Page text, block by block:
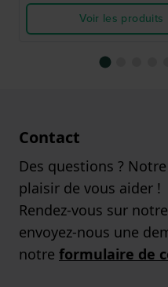
Voir les produits
Contact
Des questions ?
plaisir de vous aider !
Rendez-vous sur
envoyez-nous une
notre formulaire de